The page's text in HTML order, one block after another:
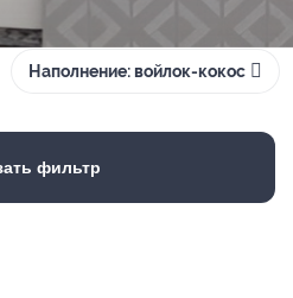
Наполнение: войлок-кокос
фильтр